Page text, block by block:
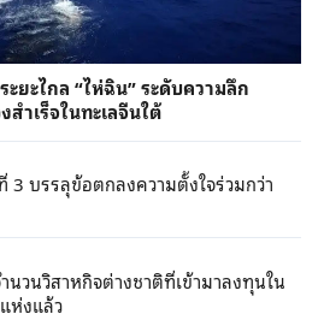
ยะไกล “ไห่ฉิน” ระดับความลึก
ำเร็จในทะเลจีนใต้
3 บรรลุข้อตกลงความตั้งใจร่วมกว่า
วนวิสาหกิจต่างชาติที่เข้ามาลงทุนใน
ห่งแล้ว